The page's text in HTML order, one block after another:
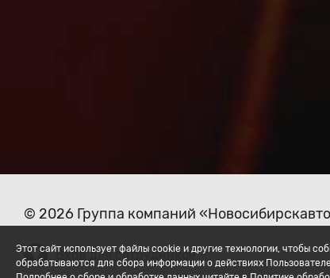
© 2026 Группа компаний
Вход для сотрудников
Этот сайт использует файлы cookie и другие технологии, чтобы
обрабатываются для сбора информации о действиях